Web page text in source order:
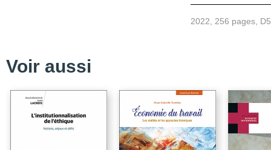
Introduction
Chapitre 1 / Stress,
Chapitre 2 / Stress
Chapitre 3 /
2022, 256 pages,
Voir aussi